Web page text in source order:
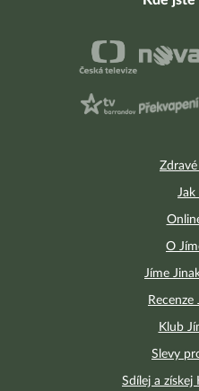
Jak
O
Jíme
Recenze
Klub
Slevy
Sdílej a získej